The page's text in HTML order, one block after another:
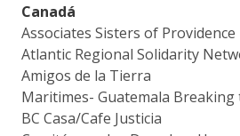
Canadá
Associates Sisters of Providence
Atlantic Regional Solidarity
Amigos de la Tierra
Maritimes- Guatemala
BC Casa/Cafe Justicia